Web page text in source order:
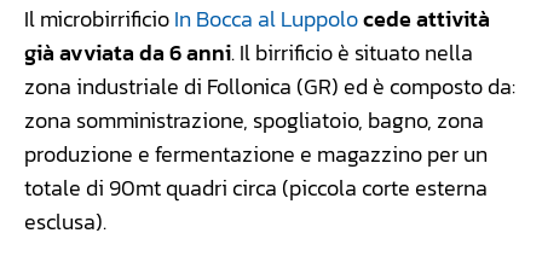
Il microbirrificioIn Bocca al Luppolocede attività
già avviata da 6 anni. Il birrificio è situato nella
zona industriale di Follonica (GR) ed è composto da:
zona somministrazione, spogliatoio, bagno, zona
produzione e fermentazione e magazzino per un
totale di 90mt quadri circa (piccola corte esterna
esclusa).